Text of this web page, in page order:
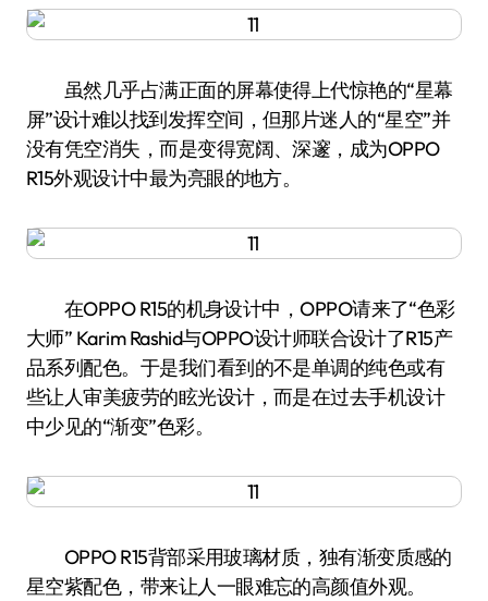
虽然几乎占满正面的屏幕使得上代惊艳的“星幕
屏”设计难以找到发挥空间，但那片迷人的“星空”并
没有凭空消失，而是变得宽阔、深邃，成为OPPO
R15外观设计中最为亮眼的地方。
在OPPO R15的机身设计中，OPPO请来了“色彩
大师” Karim Rashid与OPPO设计师联合设计了R15产
品系列配色。于是我们看到的不是单调的纯色或有
些让人审美疲劳的眩光设计，而是在过去手机设计
中少见的“渐变”色彩。
OPPO R15背部采用玻璃材质，独有渐变质感的
星空紫配色，带来让人一眼难忘的高颜值外观。